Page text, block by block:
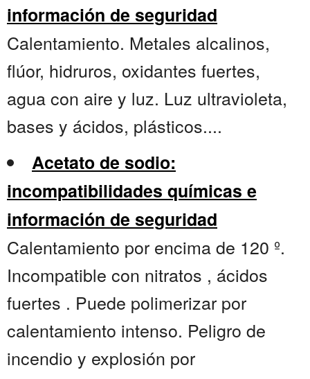
información de seguridad
Calentamiento. Metales alcalinos,
flúor, hidruros, oxidantes fuertes,
agua con aire y luz. Luz ultravioleta,
bases y ácidos, plásticos....
Acetato de sodio:
incompatibilidades químicas e
información de seguridad
Calentamiento por encima de 120 º.
Incompatible con nitratos , ácidos
fuertes . Puede polimerizar por
calentamiento intenso. Peligro de
incendio y explosión por